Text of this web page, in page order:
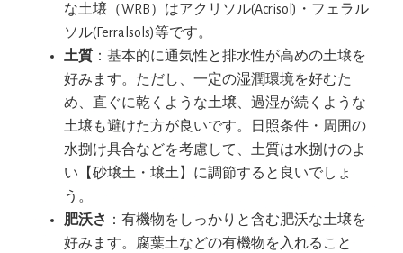
な土壌（WRB）はアクリソル(Acrisol)・フェラル
ソル(Ferralsols)等です。
土質 ：基本的に通気性と排水性が高めの土壌を
好みます。ただし、一定の湿潤環境を好むた
め、直ぐに乾くような土壌、過湿が続くような
土壌も避けた方が良いです。日照条件・周囲の
水捌け具合などを考慮して、土質は水捌けのよ
い【砂壌土・壌土】に調節すると良いでしょ
う。
肥沃さ ：有機物をしっかりと含む肥沃な土壌を
好みます。腐葉土などの有機物を入れること